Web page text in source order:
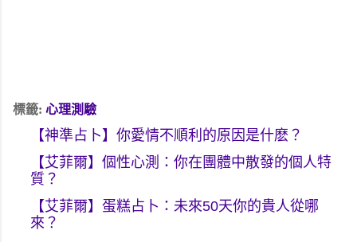
標籤: 心理測驗
【神準占卜】你愛情不順利的原因是什麽？
【艾菲爾】個性心測：你在團體中散發的個人特
質？
【艾菲爾】蛋糕占卜：未來50天你的貴人從哪
來？